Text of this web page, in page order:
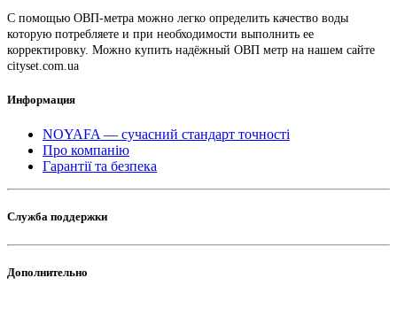
С помощью ОВП-метра можно легко определить качество воды
которую потребляете и при необходимости выполнить ее
корректировку. Можно купить надёжный ОВП метр на нашем сайте
cityset.com.ua
Информация
NOYAFA — сучасний стандарт точності
Про компанію
Гарантії та безпека
Служба поддержки
Дополнительно